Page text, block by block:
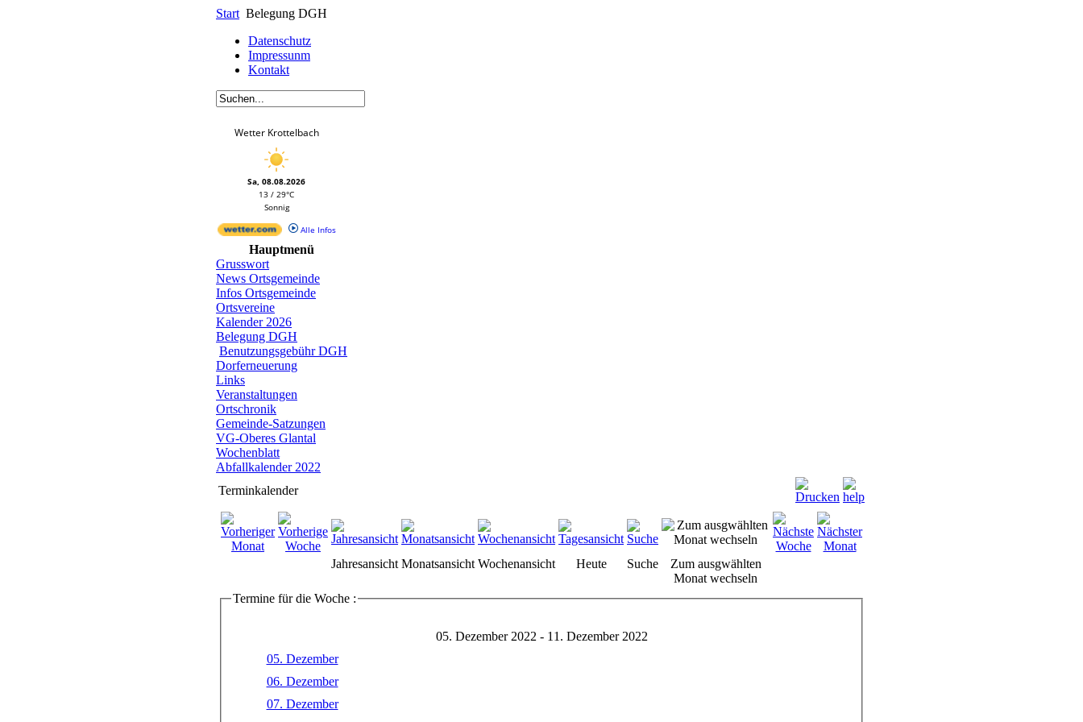
Start Belegung DGH
Datenschutz
Impressunm
Kontakt
Wetter Krottelbach
Sa, 08.08.2026
13 / 29°C
Sonnig
Alle Infos
Hauptmenü
Grusswort
News Ortsgemeinde
Infos Ortsgemeinde
Ortsvereine
Kalender 2026
Belegung DGH
Benutzungsgebühr DGH
Dorferneuerung
Links
Veranstaltungen
Ortschronik
Gemeinde-Satzungen
VG-Oberes Glantal
Wochenblatt
Abfallkalender 2022
Terminkalender
Jahresansicht Monatsansicht Wochenansicht Heute Suche
Zum ausgwählten
Monat wechseln
Termine für die Woche :
05. Dezember 2022 - 11. Dezember 2022
05. Dezember
06. Dezember
07. Dezember